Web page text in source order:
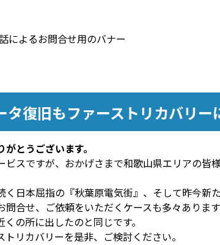
復旧もファーストリカバリー
とうございます。
スですが、おかげさまで和歌山県エリアの
く日本屈指の『秋葉原電気街』、そして昨今
合せ、ご依頼をいただくケースも多々あります
くの所に出したのと同じです。
リカバリーを是非、ご検討ください。